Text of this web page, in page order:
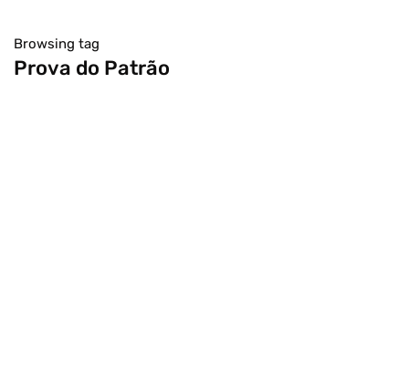
Browsing tag
Prova do Patrão